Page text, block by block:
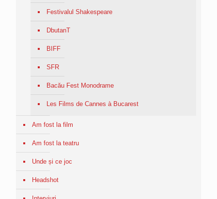
Festivalul Shakespeare
DbutanT
BIFF
SFR
Bacău Fest Monodrame
Les Films de Cannes à Bucarest
Am fost la film
Am fost la teatru
Unde și ce joc
Headshot